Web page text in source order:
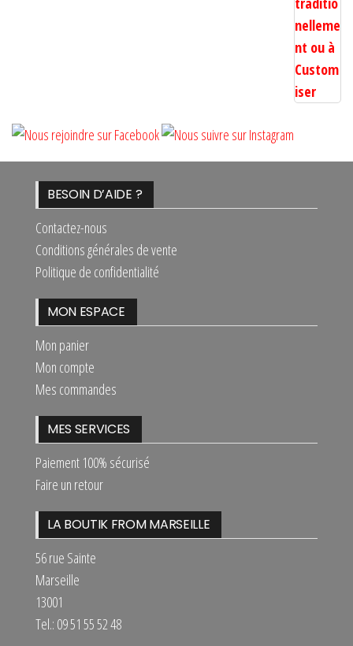
BESOIN D’AIDE ?
Contactez-nous
Conditions générales de vente
Politique de confidentialité
MON ESPACE
Mon panier
Mon compte
Mes commandes
MES SERVICES
Paiement 100% sécurisé
Faire un retour
LA BOUTIK FROM MARSEILLE
56 rue Sainte
Marseille
13001
Tel.: 09 51 55 52 48